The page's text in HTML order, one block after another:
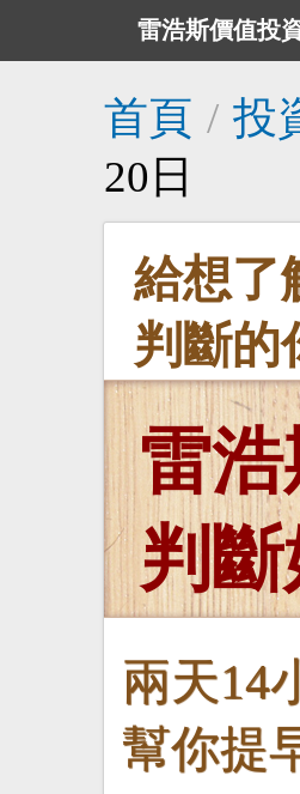
雷浩斯價值投
首頁 / 投
20日
給想了
判斷的
雷
判
兩天14
幫你提